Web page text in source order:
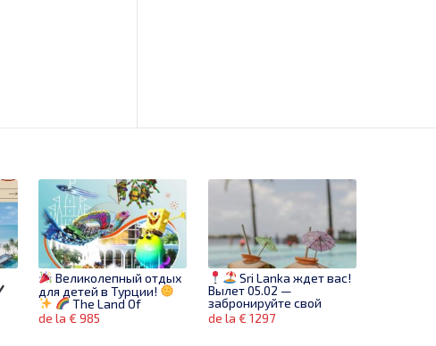
Великолепный отдых
для детей в Турции!
The Land Of
Legends Nickelodeon
Hotel 5* – отель, где
de la € 985
Sri Lanka ждет вас!
Вылет 05.02 —
забронируйте свой
райский отдых на 10
ночей!
de la € 1297